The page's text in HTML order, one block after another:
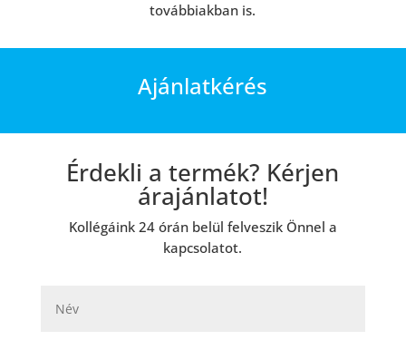
továbbiakban is.
Ajánlatkérés
Érdekli a termék? Kérjen
árajánlatot!
Kollégáink 24 órán belül felveszik Önnel a
kapcsolatot.